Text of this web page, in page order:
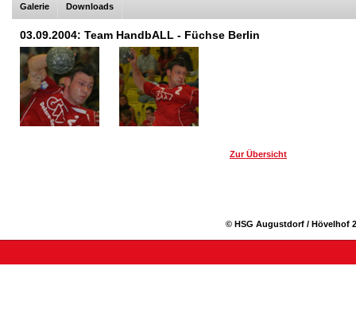
Galerie Downloads
03.09.2004: Team HandbALL - Füchse Berlin
Zur Übersicht
© HSG Augustdorf / Hövelhof